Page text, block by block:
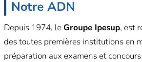
Notre ADN
Depuis 1974, le Groupe Ipesup, est
des toutes premières institutions en
préparation aux examens et